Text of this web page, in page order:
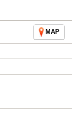
MAP